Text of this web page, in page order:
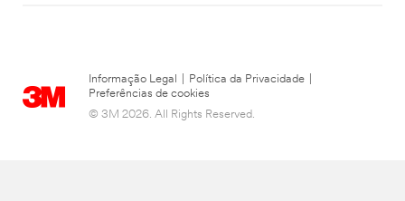
Informação Legal Política da Privacidade
Preferências de cookies
© 3M 2026. All Rights Reserved.